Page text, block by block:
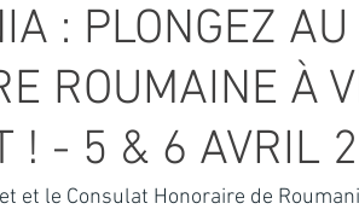
PETITE ENFANCE TOURISME
PRESSE TRANSPORT
: PLONGEZ
ROUMAINE À
! - 5 & 6 AVRIL
et le Consulat Honoraire de